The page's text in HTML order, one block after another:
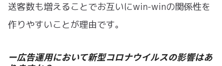
送客数も増えることでお互いにwin-winの関係性を
作りやすいことが理由です。
ー広告運用において新型コロナウイルスの影響はあ